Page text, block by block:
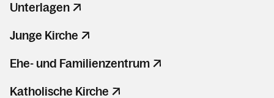
Unterlagen
Junge Kirche
Ehe- und Familienzentrum
Katholische Kirche